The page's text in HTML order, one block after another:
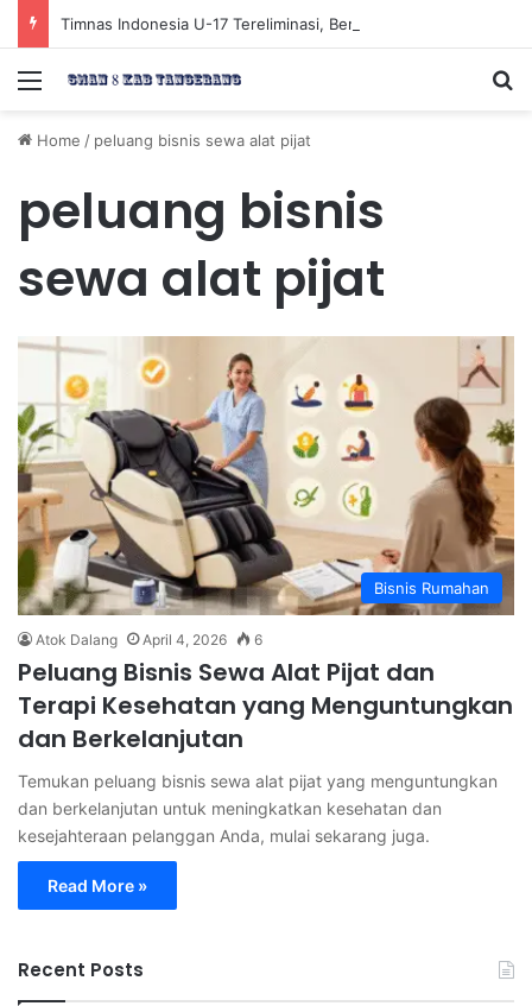
Menu
Home / peluang bisnis sewa alat pijat
peluang bisnis
sewa alat pijat
Bisnis Rumahan
Atok Dalang April 4, 2026 6
Peluang Bisnis Sewa Alat Pijat dan
Terapi Kesehatan yang Menguntungkan
dan Berkelanjutan
Temukan peluang bisnis sewa alat pijat yang menguntungkan
dan berkelanjutan untuk meningkatkan kesehatan dan
kesejahteraan pelanggan Anda, mulai sekarang juga.
Read More »
Recent Posts